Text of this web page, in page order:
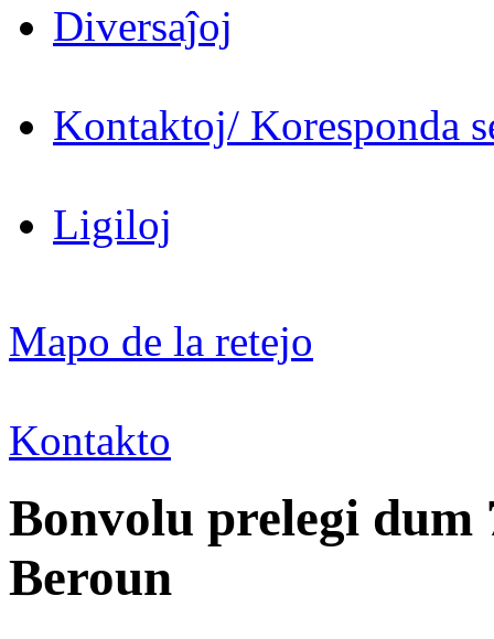
Diversaĵoj
Kontaktoj/ Koresponda
Ligiloj
Mapo de la retejo
Kontakto
Bonvolu prelegi dum
Beroun